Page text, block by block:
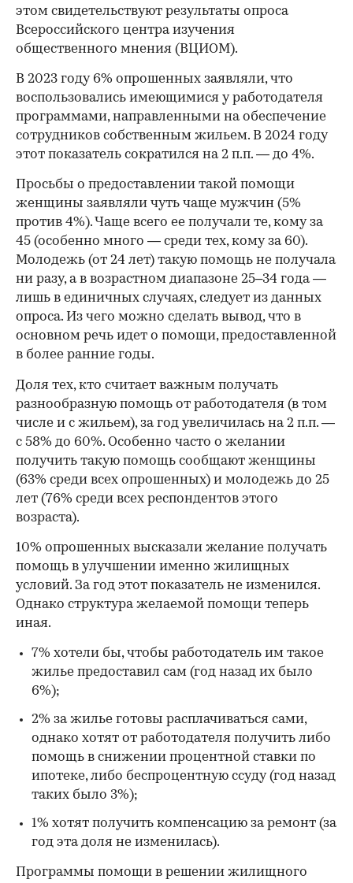
этом свидетельствуют результаты опроса
Всероссийского центра изучения
общественного мнения (ВЦИОМ).
В 2023 году 6% опрошенных заявляли, что
воспользовались имеющимися у работодателя
программами, направленными на обеспечение
сотрудников собственным жильем. В 2024 году
этот показатель сократился на 2 п.п. — до 4%.
Просьбы о предоставлении такой помощи
женщины заявляли чуть чаще мужчин (5%
против 4%). Чаще всего ее получали те, кому за
45 (особенно много — среди тех, кому за 60).
Молодежь (от 24 лет) такую помощь не получала
ни разу, а в возрастном диапазоне 25–34 года —
лишь в единичных случаях, следует из данных
опроса. Из чего можно сделать вывод, что в
основном речь идет о помощи, предоставленной
в более ранние годы.
Доля тех, кто считает важным получать
разнообразную помощь от работодателя (в том
числе и с жильем), за год увеличилась на 2 п.п. —
с 58% до 60%. Особенно часто о желании
получить такую помощь сообщают женщины
(63% среди всех опрошенных) и молодежь до 25
лет (76% среди всех респондентов этого
возраста).
10% опрошенных высказали желание получать
помощь в улучшении именно жилищных
условий. За год этот показатель не изменился.
Однако структура желаемой помощи теперь
иная.
7% хотели бы, чтобы работодатель им такое
жилье предоставил сам (год назад их было
6%);
2% за жилье готовы расплачиваться сами,
однако хотят от работодателя получить либо
помощь в снижении процентной ставки по
ипотеке, либо беспроцентную ссуду (год назад
таких было 3%);
1% хотят получить компенсацию за ремонт (за
год эта доля не изменилась).
Программы помощи в решении жилищного